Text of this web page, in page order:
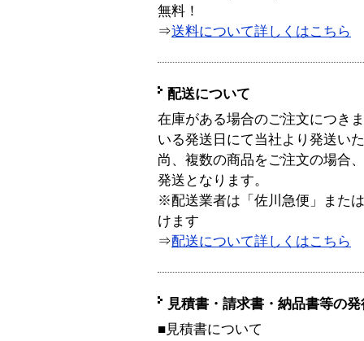
無料！
⇒送料について詳しくはこちら
配送について
在庫がある場合のご注文につき
いる発送日にて当社より発送い
尚、複数の商品をご注文の場合
発送となります。
※配送業者は「佐川急便」また
けます
⇒配送について詳しくはこちら
見積書・請求書・納品書等の
■見積書について